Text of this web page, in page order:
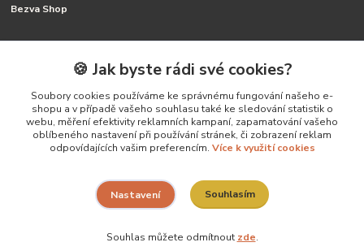
Bezva Shop
+420 799 506 742
(Po-Pá, 8-16 hod.)
katerina@bezva.shop
Vytvořeno na
Eshop-rychle.cz
🍪 Jak byste rádi své cookies?
Soubory cookies používáme ke správnému fungování našeho e-
shopu a v případě vašeho souhlasu také ke sledování statistik o
webu, měření efektivity reklamních kampaní, zapamatování vašeho
oblíbeného nastavení při používání stránek, či zobrazení reklam
odpovídajících vašim preferencím. Více k využití cookies
Nastavení Souhlasím
Souhlas můžete odmítnout zde.